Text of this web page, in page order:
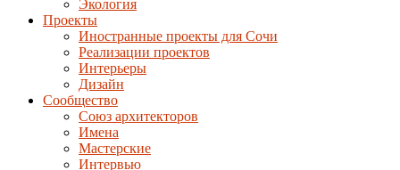
Экология
Проекты
Иностранные проекты для Сочи
Реализации проектов
Интерьеры
Дизайн
Сообщество
Союз архитекторов
Имена
Мастерские
Интервью